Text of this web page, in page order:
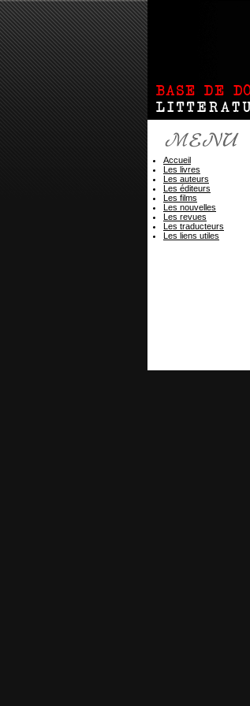
Accueil
Les livres
Les auteurs
Les éditeurs
Les films
Les nouvelles
Les revues
Les traducteurs
Les liens utiles